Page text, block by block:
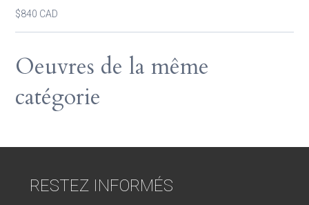
$840 CAD
Oeuvres de la même
catégorie
RESTEZ INFORMÉS